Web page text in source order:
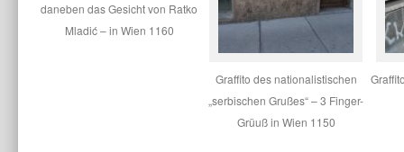
daneben das Gesicht von Ratko
Mladić – in Wien 1160
Graffito des nationalistischen
„serbischen Grußes“ – 3 Finger-
Grüuß in Wien 1150